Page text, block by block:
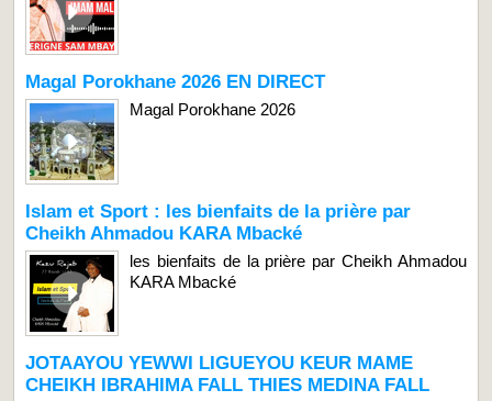
Magal Porokhane 2026 EN DIRECT
Magal Porokhane 2026
Islam et Sport : les bienfaits de la prière par
Cheikh Ahmadou KARA Mbacké
les bienfaits de la prière par Cheikh Ahmadou
KARA Mbacké
JOTAAYOU YEWWI LIGUEYOU KEUR MAME
CHEIKH IBRAHIMA FALL THIES MEDINA FALL